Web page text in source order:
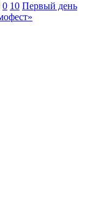
0 10 Первый день